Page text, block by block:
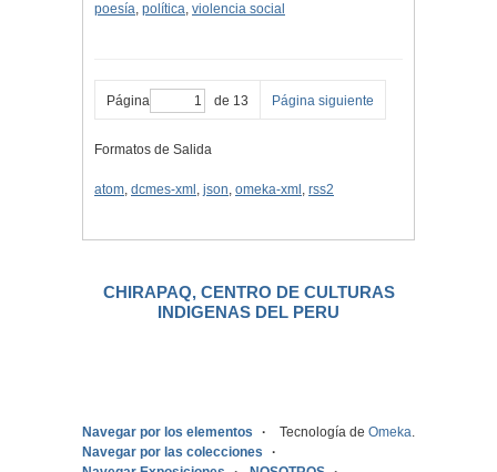
poesía, política, violencia social
Página de 13 Página siguiente
Formatos de Salida
atom, dcmes-xml , json, omeka-xml , rss2
CHIRAPAQ, CENTRO DE CULTURAS
INDIGENAS DEL PERU
Navegar por los elementos
Navegar por las colecciones
Tecnología de Omeka.